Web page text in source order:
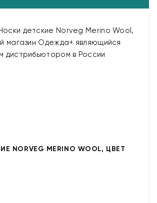
NORVEG MERINO WOOL, ЦВЕТ